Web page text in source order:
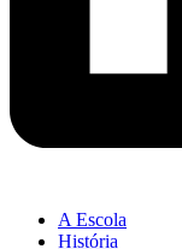
A Escola
História